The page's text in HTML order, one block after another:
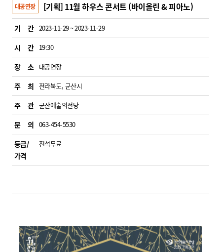
대공연장 [기획] 11월 하우스 콘서트 (바이올린 & 피아노)
기 간 2023-11-29 ~ 2023-11-29
시 간 19:30
장 소 대공연장
주 최 전라북도, 군산시
주 관 군산예술의전당
문 의 063-454-5530
등급/
가격
전석무료